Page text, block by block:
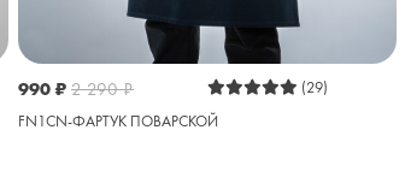
990 ₽ 2 290₽
(29)
FN1CN-ФАРТУК ПОВАРСКОЙ